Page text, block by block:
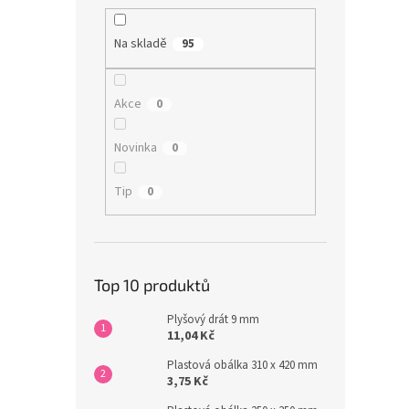
Na skladě 95
Akce 0
Novinka 0
Tip 0
Top 10 produktů
Plyšový drát 9 mm
11,04 Kč
Plastová obálka 310 x 420 mm
3,75 Kč